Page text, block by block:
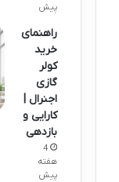
پیش
راهنمای
خرید
کولر
گازی
اجنرال |
کارایی و
بازدهی
4
هفته
پیش